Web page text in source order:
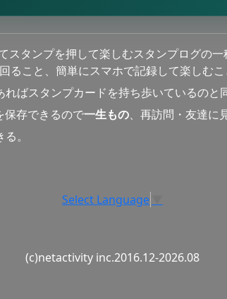
タンプを押して楽しむスタンプログの
ること、簡単にスマホで記録して楽しむこ
ればスタンプカードを持ち歩いているのと
保存できるので一生もの、再訪問・友達に
。
Select Language
(c)netactivity inc.2016.12-2026.08